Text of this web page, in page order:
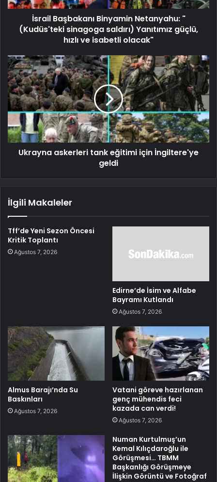
İsrail Başbakanı Binyamin Netanyahu: "
(Kudüs'teki sinagoga saldırı) Yanıtımız güçlü,
hızlı ve isabetli olacak"
Ukrayna askerleri tank eğitimi için İngiltere'ye
geldi
İlgili Makaleler
Tff’de Yeni Sezon Öncesi
Kritik Toplantı
Ağustos 7, 2026
Edirne’de İsim ve Alfabe
Bayramı Kutlandı
Ağustos 7, 2026
Almus Barajı’nda Su
Baskınları
Ağustos 7, 2026
Vatani göreve hazırlanan
genç mühendis feci
kazada can verdi!
Ağustos 7, 2026
Numan Kurtulmuş’un
Kemal Kılıçdaroğlu ile
Görüşmesi… TBMM
Başkanlığı Görüşmeye
İlişkin Görüntü ve Fotoğraf